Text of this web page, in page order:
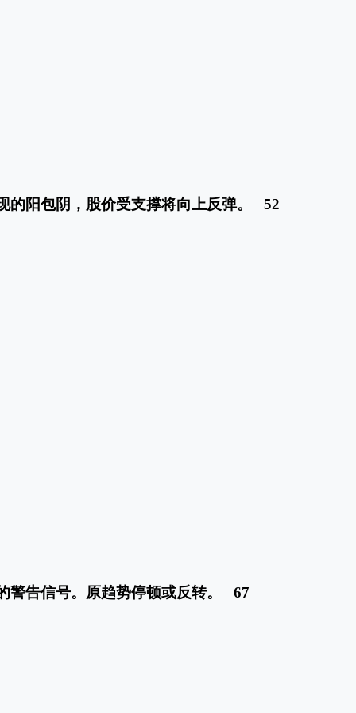
的阳包阴，股价受支撑将向上反弹。 52
告信号。原趋势停顿或反转。 67